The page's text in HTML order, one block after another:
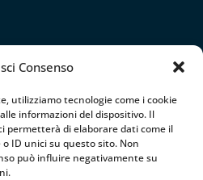
Consenso
utilizziamo tecnologie come i cookie
informazioni del dispositivo. Il
permetterà di elaborare dati come il
ID unici su questo sito. Non
può influire negativamente su